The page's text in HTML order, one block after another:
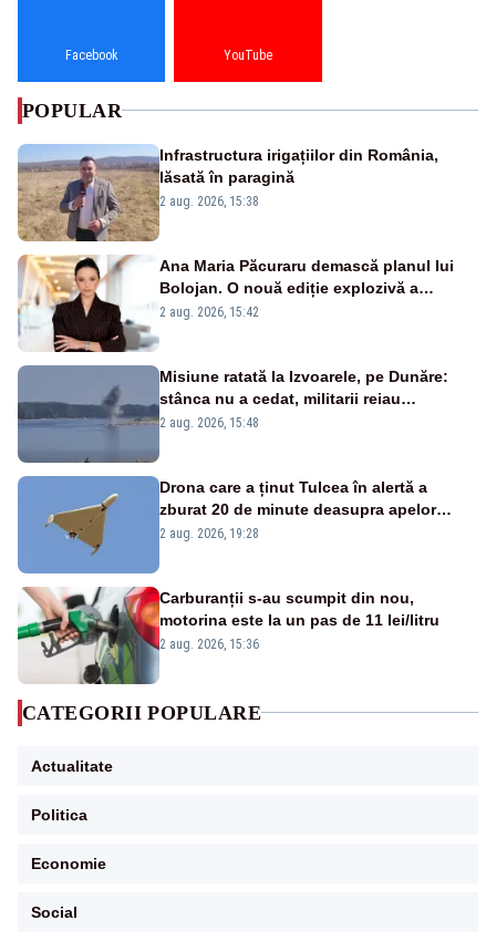
Facebook YouTube
POPULAR
Infrastructura irigațiilor din România,
lăsată în paragină
2 aug. 2026, 15:38
Ana Maria Păcuraru demască planul lui
Bolojan. O nouă ediție explozivă a
emisiunii „Miza Zilei” la Realitatea PLUS
2 aug. 2026, 15:42
Misiune ratată la Izvoarele, pe Dunăre:
stânca nu a cedat, militarii reiau
detonările luni – VIDEO
2 aug. 2026, 15:48
Drona care a ținut Tulcea în alertă a
zburat 20 de minute deasupra apelor
României. Au fost ridicate două F-16
2 aug. 2026, 19:28
Carburanții s-au scumpit din nou,
motorina este la un pas de 11 lei/litru
2 aug. 2026, 15:36
CATEGORII POPULARE
Actualitate
Politica
Economie
Social